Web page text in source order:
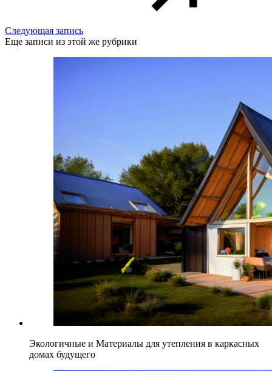
Следующая запись
Еще записи из этой же рубрики
Экологичные и Материалы для утепления в каркасных
домах будущего